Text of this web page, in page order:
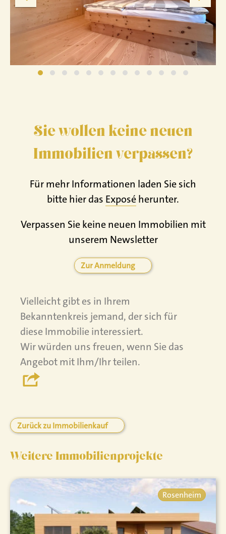
Sie wollen keine neuen
Immobilien verpassen?
Für mehr Informationen laden Sie sich
bitte hier das Exposéherunter.
Verpassen Sie keine neuen Immobilien mit
unserem Newsletter
Zur Anmeldung
Vielleicht gibt es in Ihrem
Bekanntenkreis jemand, der sich für
diese Immobilie interessiert.
Wir würden uns freuen, wenn Sie das
Angebot mit Ihm/Ihr teilen.
Zurück zu Immobilienkauf
Weitere Immobilienprojekte
Rosenheim